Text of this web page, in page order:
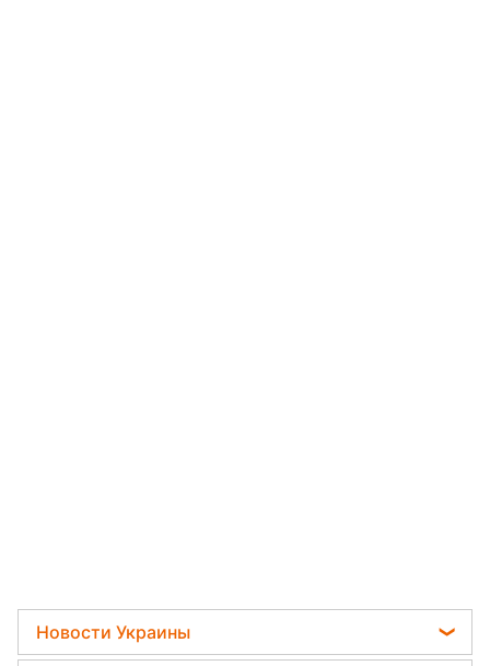
Новости Украины